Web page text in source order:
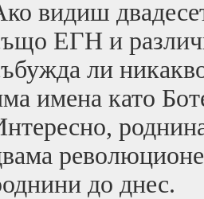
видиш
ЕГН и
ли
имена като
до днес.